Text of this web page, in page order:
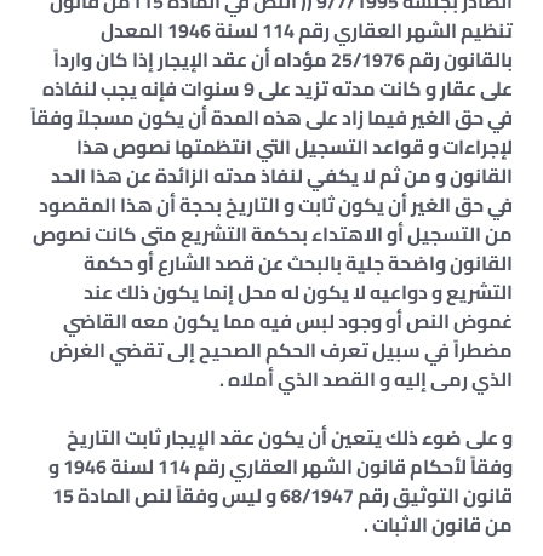
تنظيم الشهر العقاري رقم 114 لسنة 1946 المعدل
بالقانون رقم 25/1976 مؤداه أن عقد الإيجار إذا كان وارداً
على عقار و كانت مدته تزيد على 9 سنوات فإنه يجب لنفاذه
في حق الغير فيما زاد على هذه المدة أن يكون مسجلاً وفقاً
لإجراءات و قواعد التسجيل التي انتظمتها نصوص هذا
القانون و من ثم لا يكفي لنفاذ مدته الزائدة عن هذا الحد
في حق الغير أن يكون ثابت و التاريخ بحجة أن هذا المقصود
من التسجيل أو الاهتداء بحكمة التشريع متى كانت نصوص
القانون واضحة جلية بالبحث عن قصد الشارع أو حكمة
التشريع و دواعيه لا يكون له محل إنما يكون ذلك عند
غموض النص أو وجود لبس فيه مما يكون معه القاضي
مضطراً في سبيل تعرف الحكم الصحيح إلى تقضي الغرض
الذي رمى إليه و القصد الذي أملاه .
و على ضوء ذلك يتعين أن يكون عقد الإيجار ثابت التاريخ
وفقاً لأحكام قانون الشهر العقاري رقم 114 لسنة 1946 و
قانون التوثيق رقم 68/1947 و ليس وفقاً لنص المادة 15
من قانون الاثبات .